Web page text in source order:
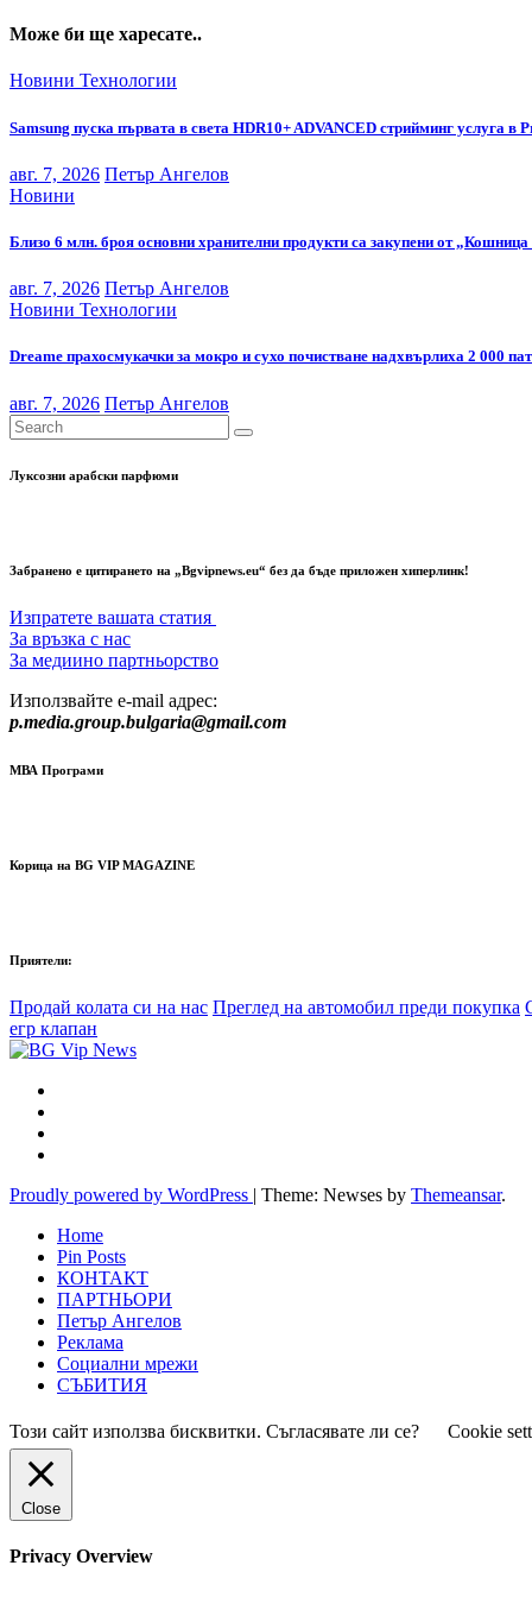
Може би ще харесате..
Новини Технологии
Samsung пуска първата в света HDR10+ ADVANCED стрийминг услуга в
авг. 7, 2026 Петър Ангелов
Новини
Близо 6 млн. броя основни хранителни продукти са закупени от
авг. 7, 2026 Петър Ангелов
Новини Технологии
Dreame прахосмукачки за мокро и сухо почистване надхвърлиха 2 000
авг. 7, 2026 Петър Ангелов
Луксозни арабски парфюми
Забранено е цитирането на „Bgvipnews.eu“ без да бъде приложен хиперлинк!
Изпратете вашата статия
За връзка с нас
За медиино партньорство
Използвайте e-mail адрес:
p.media.group.bulgaria@gmail.com
МВА Програми
Корица на BG VIP MAGAZINE
Приятели:
Продай колата си на нас Преглед на автомобил преди покупка
егр клапан
Proudly powered by WordPress | Theme: Newses by Themeansar.
Home
Pin Posts
КОНТАКТ
ПАРТНЬОРИ
Петър Ангелов
Реклама
Социални мрежи
СЪБИТИЯ
Този сайт използва бисквитки. Съгласявате ли се? Cookie
Close
Privacy Overview